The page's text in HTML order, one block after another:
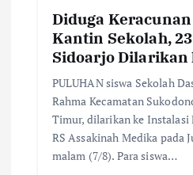
Diduga
Kantin Sekolah,
Sidoarjo Dilarikan
PULUHAN siswa Sekolah
Rahma Kecamatan
Timur, dilarikan ke Instalasi
RS Assakinah Medika pada
malam (7/8). Para siswa…